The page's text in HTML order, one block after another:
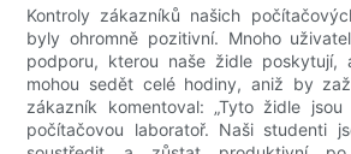
Kontroly zákazníků našich
byly ohromně pozitivní. Mnoho
podporu, kterou naše židle poskytují,
mohou sedět celé hodiny, aniž by
zákazník komentoval: „Tyto židle
počítačovou laboratoř. Naši studenti